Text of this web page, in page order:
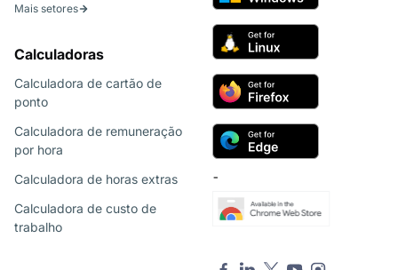
Mais setores
Calculadoras
Calculadora de cartão de
ponto
Calculadora de remuneração
por hora
Calculadora de horas extras
Calculadora de custo de
trabalho
¯